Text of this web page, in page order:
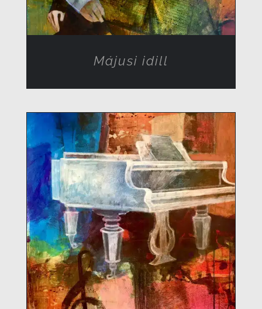
Májusi idill
RÉSZLETEK